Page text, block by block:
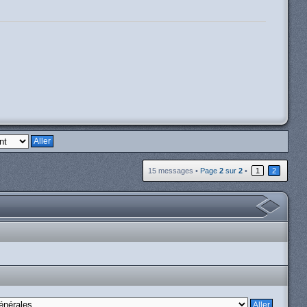
15 messages • Page 2 sur 2 • 1 2